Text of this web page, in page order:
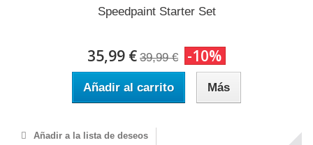
Speedpaint Starter Set
35,99 € 39,99 € -10%
Añadir al carrito Más
Añadir a la lista de deseos